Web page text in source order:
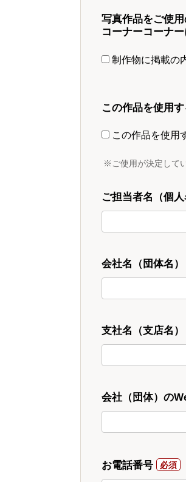
写真作品をご使
コーナーコーナ
制作物に掲載の
この作品を使用
この作品を使用
※ご使用が決定して
ご担当者名（個人
会社名（団体名
支社名（支店名
会社（団体）の
お電話番号